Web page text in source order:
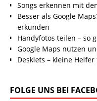
Songs erkennen mit
Besser als Google
erkunden
Handyfotos teilen – so
Google Maps nutzen
Desklets – kleine
FOLGE UNS BEI